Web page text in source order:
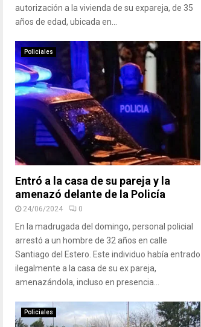
autorización a la vivienda de su expareja, de 35
años de edad, ubicada en...
Policiales
Entró a la casa de su pareja y la
amenazó delante de la Policía
24/06/2024 0
En la madrugada del domingo, personal policial
arrestó a un hombre de 32 años en calle
Santiago del Estero. Este individuo había entrado
ilegalmente a la casa de su ex pareja,
amenazándola, incluso en presencia...
Policiales